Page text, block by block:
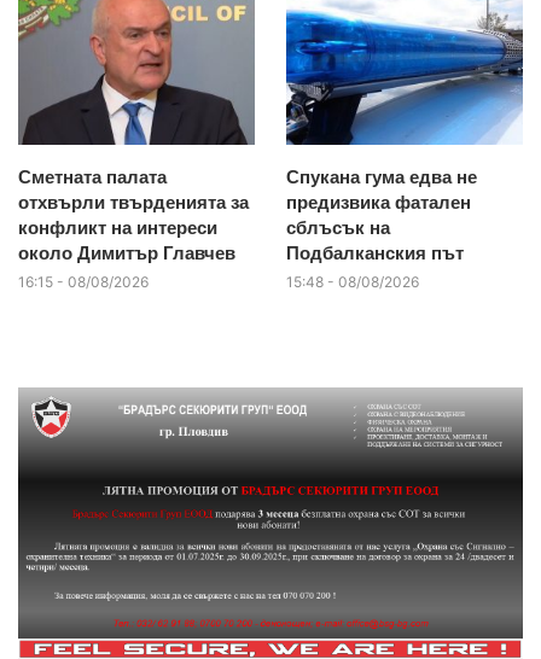
Сметната палата
отхвърли твърденията за
конфликт на интереси
около Димитър Главчев
16:15 - 08/08/2026
Спукана гума едва не
предизвика фатален
сблъсък на
Подбалканския път
15:48 - 08/08/2026